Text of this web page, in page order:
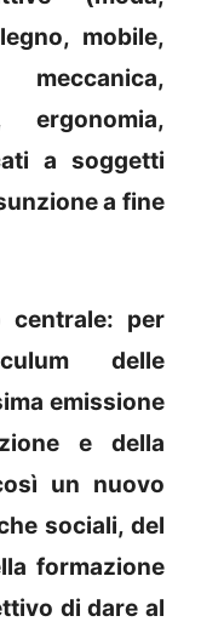
mobile,
ergonomia,
a soggetti
a fine
centrale: per
delle
emissione
e della
un nuovo
sociali, del
formazione
di dare al